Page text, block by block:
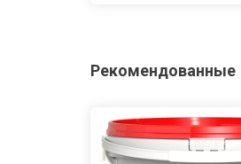
Рекомендованные